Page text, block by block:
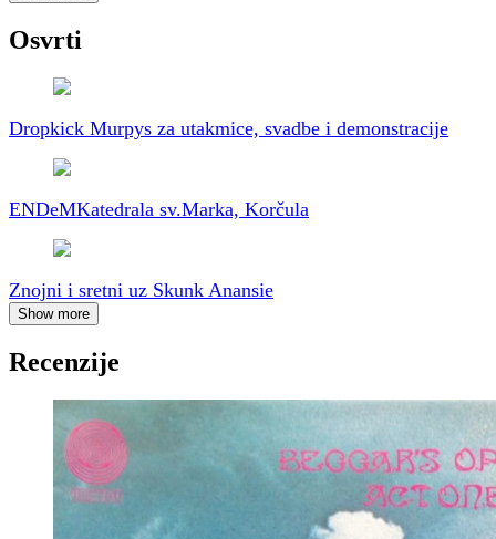
Osvrti
Dropkick Murpys za utakmice, svadbe i demonstracije
ENDeMKatedrala sv.Marka, Korčula
Znojni i sretni uz Skunk Anansie
Show more
Recenzije